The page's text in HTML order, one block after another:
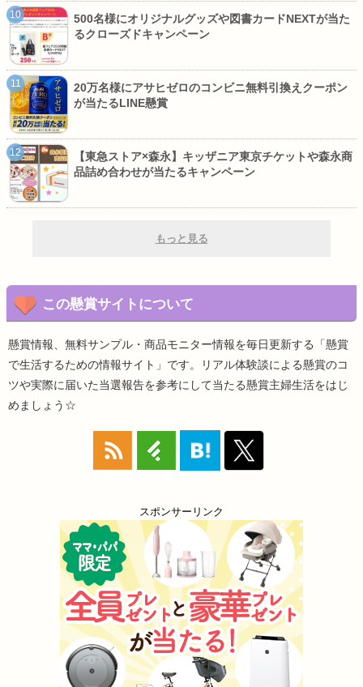
500名様にオリジナルグッズや図書カードNEXTが当た
るクローズドキャンペーン
20万名様にアサヒゼロのコンビニ無料引換えクーポン
が当たるLINE懸賞
【東急ストア×森永】キッザニア東京チケットや森永商
品詰め合わせが当たるキャンペーン
もっと見る
この懸賞サイトについて
懸賞情報、無料サンプル・商品モニター情報を毎日更新する「懸賞
で生活するための情報サイト」です。リアル体験談による懸賞のコ
ツや実際に届いた当選報告を参考にして当たる懸賞主婦生活をはじ
めましょう☆
スポンサーリンク